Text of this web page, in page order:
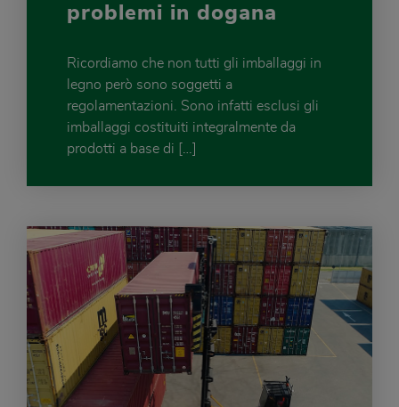
problemi in dogana
Ricordiamo che non tutti gli imballaggi in
legno però sono soggetti a
regolamentazioni. Sono infatti esclusi gli
imballaggi costituiti integralmente da
prodotti a base di […]